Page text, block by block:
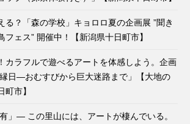
る？「森の学校」キョロロ夏の企画展 ”聞き
フェス” 開催中！【新潟県十日町市】
カラフルで遊べるアートを体感しよう。企画
日―おむすびから巨大迷路まで」【大地の
市】
」— この里山には、アートが棲んでいる。